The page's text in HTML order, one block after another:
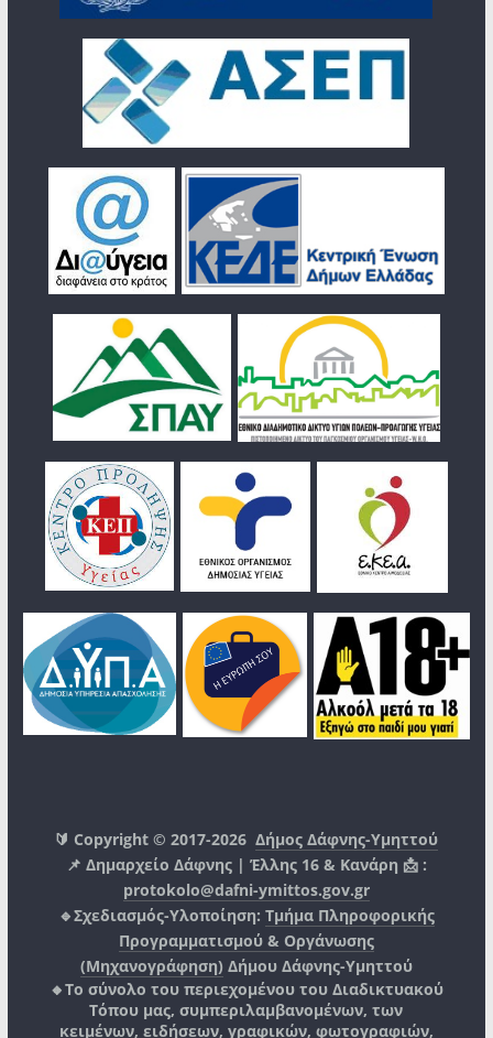
🔰 Copyright © 2017-2026Δήμος Δάφνης-Υμηττού
📌 Δημαρχείο Δάφνης | Έλλης 16 & Κανάρη 📩 :
protokolo@dafni-ymittos.gov.gr
🔹Σχεδιασμός-Υλοποίηση: Τμήμα Πληροφορικής
Προγραμματισμού & Οργάνωσης
(Μηχανογράφηση) Δήμου Δάφνης-Υμηττού
🔸Το σύνολο του περιεχομένου του Διαδικτυακού
Τόπου μας, συμπεριλαμβανομένων, των
κειμένων, ειδήσεων, γραφικών, φωτογραφιών,